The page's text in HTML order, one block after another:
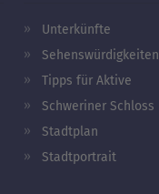
Unterkünfte
Sehenswürdigkeiten
Tipps für Aktive
Schweriner Schloss
Stadtplan
Stadtportrait